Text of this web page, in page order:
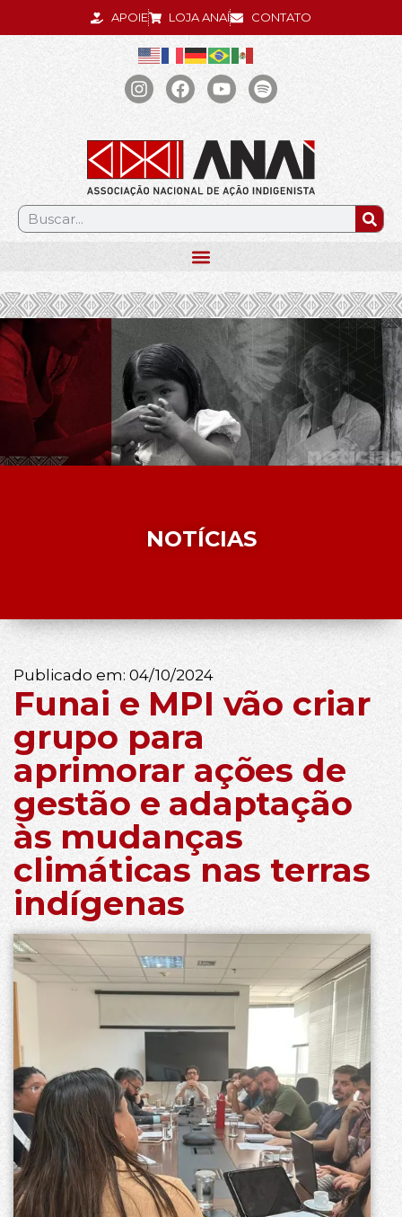
APOIE LOJA ANAÍ CONTATO
.
NOTÍCIAS
Publicado em: 04/10/2024
Funai e MPI vão criar
grupo para
aprimorar ações de
gestão e adaptação
às mudanças
climáticas nas terras
indígenas